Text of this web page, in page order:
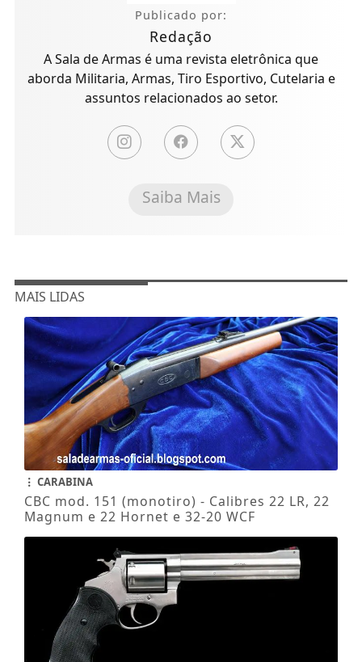
Publicado por:
Redação
A Sala de Armas é uma revista eletrônica que
aborda Militaria, Armas, Tiro Esportivo, Cutelaria e
assuntos relacionados ao setor.
Saiba Mais
MAIS LIDAS
CARABINA
CBC mod. 151 (monotiro) - Calibres 22 LR, 22
Magnum e 22 Hornet e 32-20 WCF